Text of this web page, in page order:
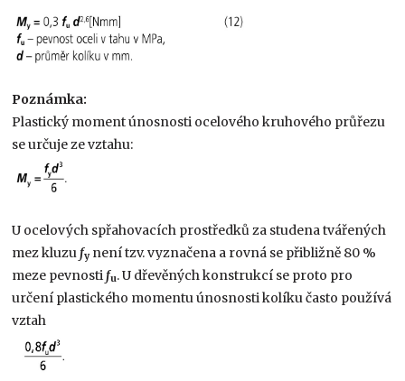
Poznámka:
Plastický moment únosnosti ocelového kruhového průřezu
se určuje ze vztahu:
U ocelových spřahovacích prostředků za studena tvářených
mez kluzufy není tzv. vyznačena a rovná se přibližně 80 %
meze pevnostifu. U dřevěných konstrukcí se proto pro
určení plastického momentu únosnosti kolíku často používá
vztah